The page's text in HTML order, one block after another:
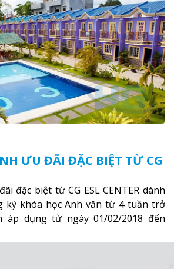
ƯU ĐÃI ĐẶC BIỆT TỪ CG
đặc biệt từ CG ESL CENTER dành
ký khóa học Anh văn từ 4 tuần trở
áp dụng từ ngày 01/02/2018 đến